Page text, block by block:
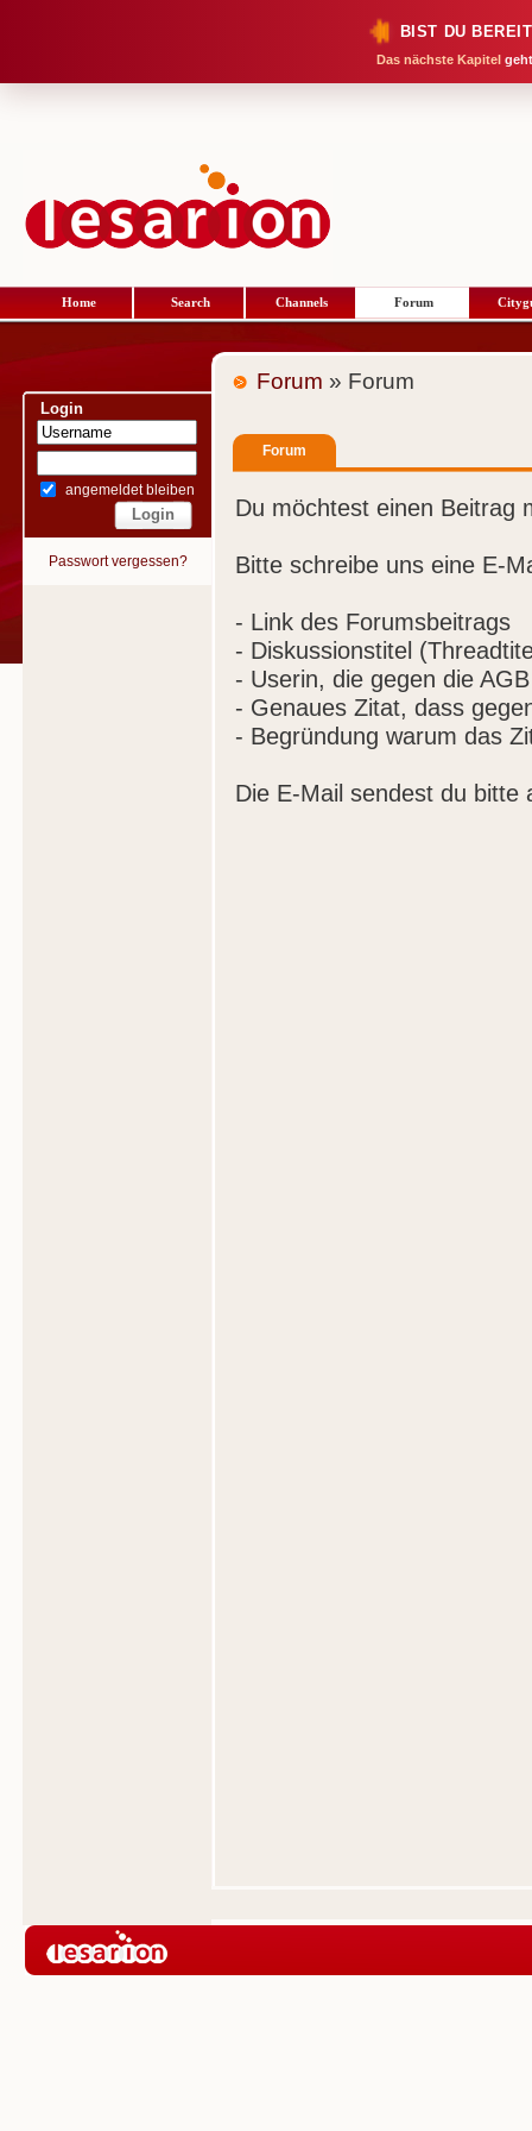
BIST DU
Das nächste Kapitel
Home Search Channels Forum
Login
angemeldet bleiben
Passwort vergessen?
Forum » Forum
Forum
Du möchtest einen Beitrag
Bitte schreibe uns eine E-
- Link des Forumsbeitrags
- Diskussionstitel
- Userin, die gegen die
- Genaues Zitat, dass
- Begründung warum das
Die E-Mail sendest du bitte